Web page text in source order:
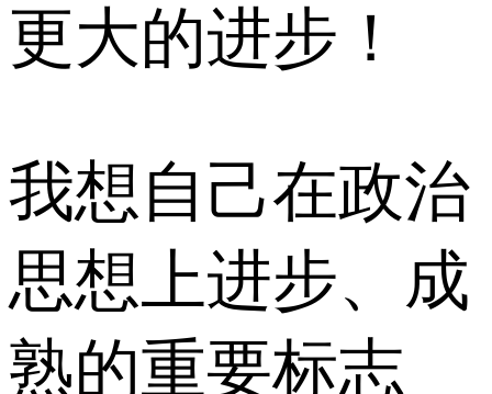
更大的进步！
我想自己在政治
思想上进步、成
熟的重要标志